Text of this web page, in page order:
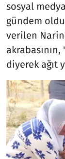
sosyal
gündem
verilen
diyerek ağıt